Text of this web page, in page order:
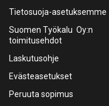
Tietosuoja-asetuksemme
Suomen Työkalu Oy:n
toimitusehdot
Laskutusohje
Evästeasetukset
Peruuta sopimus